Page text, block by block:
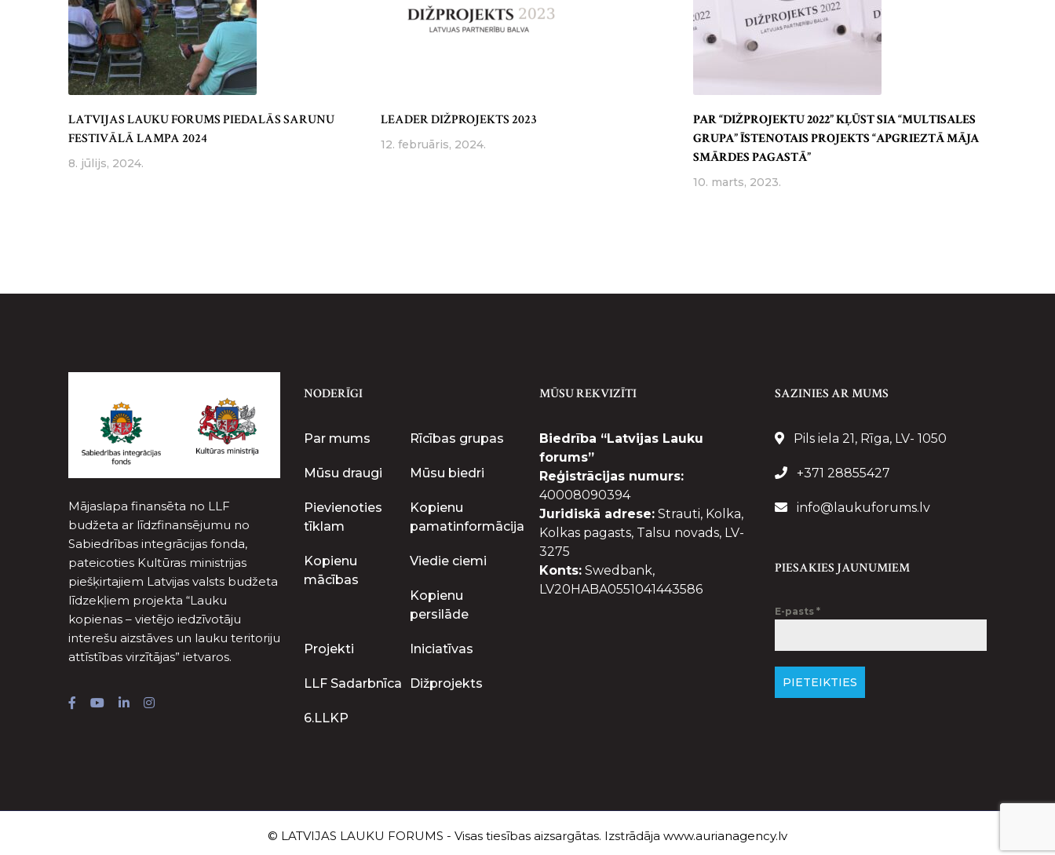
LATVIJAS LAUKU FORUMS PIEDALĀS SARUNU
FESTIVĀLĀ LAMPA 2024
8. jūlijs, 2024.
LEADER DIŽPROJEKTS 2023
12. februāris, 2024.
PAR “DIŽPROJEKTU 2022” KĻŪST SIA “MULTISALES
GRUPA” ĪSTENOTAIS PROJEKTS “APGRIEZTĀ MĀJA
SMĀRDES PAGASTĀ”
10. marts, 2023.
Mājaslapa finansēta no LLF
budžeta ar līdzfinansējumu no
Sabiedrības integrācijas fonda,
pateicoties Kultūras ministrijas
piešķirtajiem Latvijas valsts budžeta
līdzekļiem projekta “Lauku
kopienas – vietējo iedzīvotāju
interešu aizstāves un lauku teritoriju
attīstības virzītājas” ietvaros.
NODERĪGI
Par mums Rīcības grupas
Mūsu draugi Mūsu biedri
Pievienoties
tīklam
Kopienu
pamatinformācija
Kopienu
mācības
Viedie ciemi
Kopienu
persilāde
Projekti Iniciatīvas
LLF Sadarbnīca Dižprojekts
6.LLKP
MŪSU REKVIZĪTI
Biedrība “Latvijas Lauku
forums”
Reģistrācijas numurs:
40008090394
Juridiskā adrese: Strauti, Kolka,
Kolkas pagasts, Talsu novads, LV-
3275
Konts: Swedbank,
LV20HABA0551041443586
SAZINIES AR MUMS
Pils iela 21, Rīga, LV- 1050
+371 28855427
info@laukuforums.lv
PIESAKIES JAUNUMIEM
E-pasts *
PIETEIKTIES
© LATVIJAS LAUKU FORUMS - Visas tiesības aizsargātas. Izstrādāja www.aurianagency.lv